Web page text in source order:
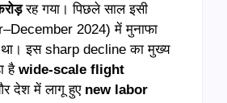
रह गया। पिछले साल इसी
2024) में मुनाफा
इस sharp decline का मुख्य
है wide-scale flight
देश में लागू हुए new labor